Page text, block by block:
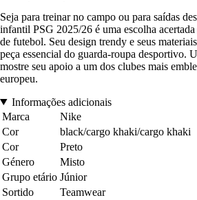
Seja para treinar no campo ou para saídas
infantil PSG 2025/26 é uma escolha
de futebol. Seu design trendy e seus
peça essencial do guarda-roupa desportivo.
mostre seu apoio a um dos clubes mais
europeu.
Informações adicionais
Marca
Nike
Cor
black/cargo khaki/cargo khaki
Cor
Preto
Género
Misto
Grupo etário Júnior
Sortido
Teamwear